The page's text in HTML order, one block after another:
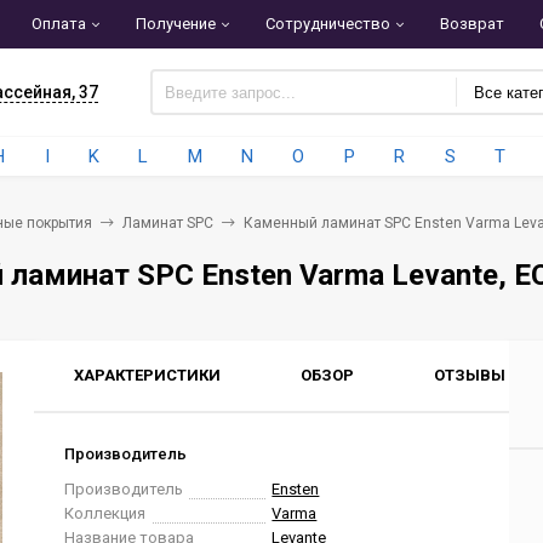
Оплата Получение Сотрудничество Возврат
37 Все
I K L M N O P R S T
покрытия Ламинат SPC Каменный ламинат SPC Ensten Varma
SPC Ensten Varma Levante,
ХАРАКТЕРИСТИКИ ОБЗОР ОТЗЫВЫ
Производитель
Производитель
Ensten
Коллекция
Varma
Название товара
Levante